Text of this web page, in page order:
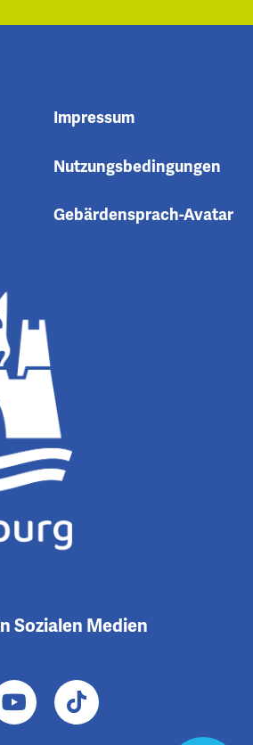
Impressum
Nutzungsbedingungen
Gebärdensprach-Avatar
Sozialen Medien